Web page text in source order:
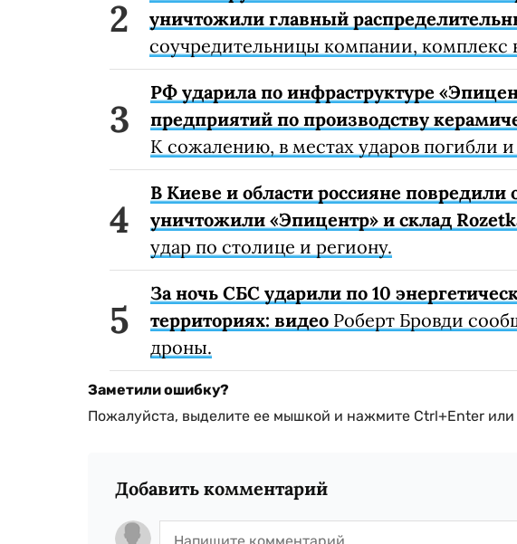
уничтожили главный
соучредительницы компании, комплекс
РФ ударила по инфраструктуре
предприятий по производству
К сожалению, в местах ударов погибли
В Киеве и области россияне повредили
уничтожили «Эпицентр» и склад
удар по столице и региону.
За ночь СБС ударили по 10
территориях: видео Роберт Бровди
дроны.
Заметили ошибку?
Пожалуйста, выделите ее мышкой и нажмите Ctrl+Enter или
Добавить комментарий